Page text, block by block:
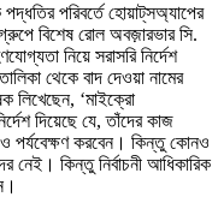
পরিবর্তে হোয়াট্‌সঅ্যাপের
বিশেষ রোল অবজ়ারভার সি.
নিয়ে সরাসরি নির্দেশ
থেকে বাদ দেওয়া নামের
লিখেছেন, ‘মাইক্রো
দিয়েছে যে, তাঁদের কাজ
ও পর্যবেক্ষণ করবেন। কিন্তু কোনও
নেই। কিন্তু নির্বাচনী আধিকারিক